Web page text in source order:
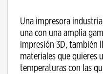
Una impresora
una con una amplia
impresión 3D, también
materiales que quieres
temperaturas con las